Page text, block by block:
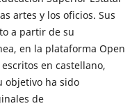
artes y los oficios. Sus
a partir de su
en la plataforma Open
en castellano,
objetivo ha sido
de